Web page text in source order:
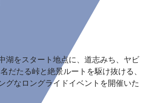
湖をスタート地点に、道志みち、ヤビ
だたる峠と絶景ルートを駆け抜ける、
グなロングライドイベントを開催いた